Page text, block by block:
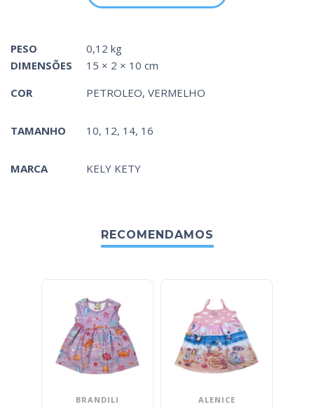
PESO
0,12 kg
DIMENSÕES
15 × 2 × 10 cm
COR
PETROLEO, VERMELHO
TAMANHO 10, 12, 14, 16
MARCA KELY KETY
RECOMENDAMOS
BRANDILI ALENICE